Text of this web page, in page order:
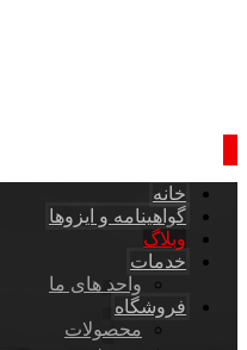
خانه
گواهینامه و ایزوها
وبلاگ
خدمات
واحد های ما
فروشگاه
محصولات